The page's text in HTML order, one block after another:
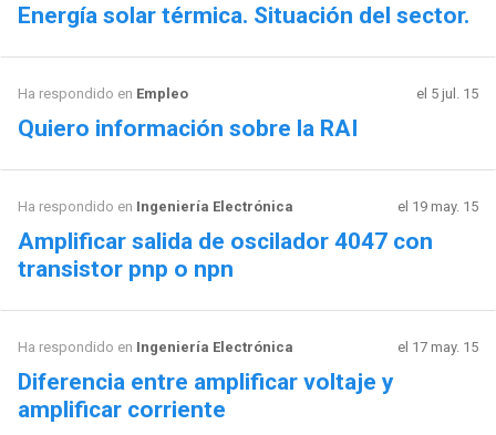
Energía solar térmica. Situación del sector.
Ha respondido en Empleo el 5 jul. 15
Quiero información sobre la RAI
Ha respondido en Ingeniería Electrónica el 19 may. 15
Amplificar salida de oscilador 4047 con
transistor pnp o npn
Ha respondido en Ingeniería Electrónica el 17 may. 15
Diferencia entre amplificar voltaje y
amplificar corriente